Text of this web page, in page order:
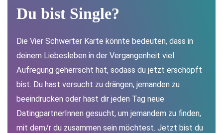
Du bist Single?
Die Vier Schwerter Karte könnte bedeuten, dass in
deinem Liebesleben in der Vergangenheit viel
Aufregung geherrscht hat, sodass du jetzt erschöpft
bist. Du hast versucht zu drängen, jemanden zu
beeindrucken oder hast dir jeden Tag neue
DatingpartnerInnen gesucht, um jemandem zu finden,
mit dem/r du zusammen sein möchtest. Jetzt bist du